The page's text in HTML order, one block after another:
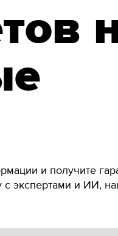
и получите
с экспертами и ИИ,